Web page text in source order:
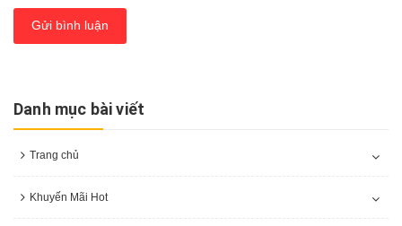
Gửi bình luận
Danh mục bài viết
Trang chủ
Khuyến Mãi Hot